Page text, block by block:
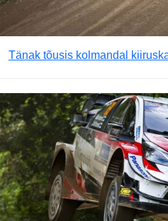
Tänak tõusis kolmandal